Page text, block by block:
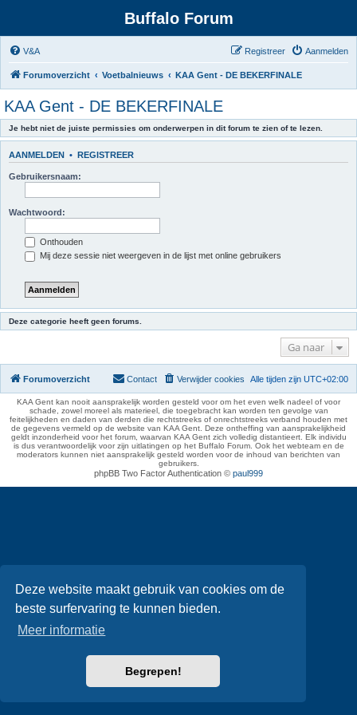
Deze website maakt gebruik van cookies om de
beste surfervaring te kunnen bieden.
Meer informatie
Begrepen!
Buffalo Forum
V&A Aanmelden
Registreer
Forumoverzicht Voetbalnieuws KAA Gent - DE BEKERFINALE
KAA Gent - DE BEKERFINALE
Je hebt niet de juiste permissies om onderwerpen in dit forum te zien of te lezen.
AANMELDEN • REGISTREER
Gebruikersnaam:
Wachtwoord:
Onthouden
Mij deze sessie niet weergeven in de lijst met online gebruikers
Deze categorie heeft geen forums.
Ga naar
Forumoverzicht Alle tijden zijn UTC+02:00
Verwijder cookies
Contact
KAA Gent kan nooit aansprakelijk worden gesteld voor om het even welk nadeel of voor
schade, zowel moreel als materieel, die toegebracht kan worden ten gevolge van
feitelijkheden en daden van derden die rechtstreeks of onrechtstreeks verband houden met
de gegevens vermeld op de website van KAA Gent. Deze ontheffing van aansprakelijkheid
geldt inzonderheid voor het forum, waarvan KAA Gent zich volledig distantieert. Elk individu
is dus verantwoordelijk voor zijn uitlatingen op het Buffalo Forum. Ook het webteam en de
moderators kunnen niet aansprakelijk gesteld worden voor de inhoud van berichten van
gebruikers.
phpBB Two Factor Authentication © paul999